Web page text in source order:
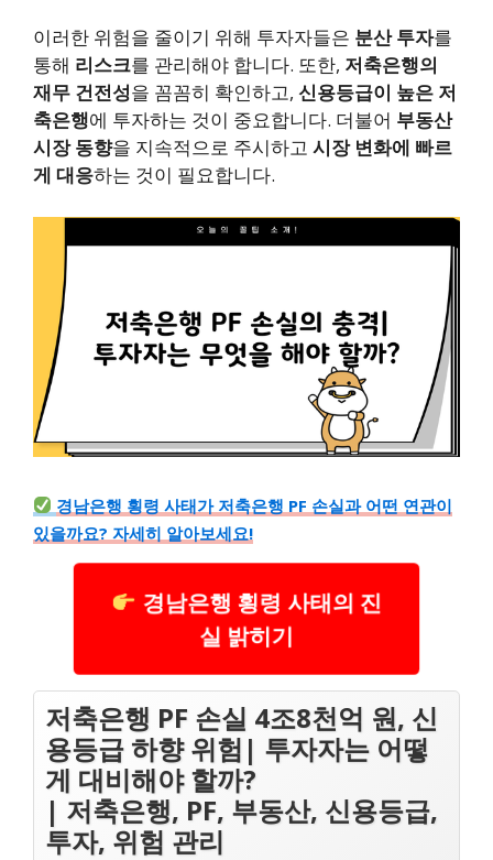
이러한 위험을 줄이기 위해 투자자들은 분산 투자를
통해 리스크를 관리해야 합니다. 또한, 저축은행의
재무 건전성을 꼼꼼히 확인하고, 신용등급이 높은 저
축은행에 투자하는 것이 중요합니다. 더불어 부동산
시장 동향을 지속적으로 주시하고 시장 변화에 빠르
게 대응하는 것이 필요합니다.
경남은행 횡령 사태가 저축은행 PF 손실과 어떤 연관이
있을까요? 자세히 알아보세요!
경남은행 횡령 사태의 진
실 밝히기
저축은행 PF 손실 4조8천억 원, 신
용등급 하향 위험| 투자자는 어떻
게 대비해야 할까?
| 저축은행, PF, 부동산, 신용등급,
투자, 위험 관리